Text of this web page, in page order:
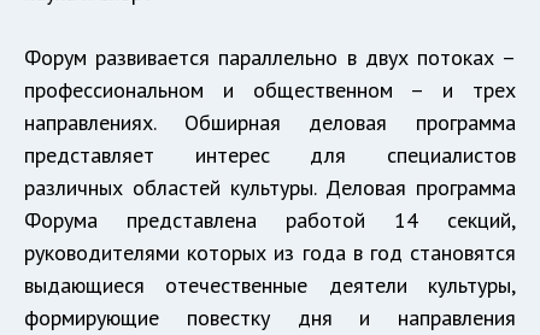
Форум развивается параллельно в двух потоках –
профессиональном и общественном – и трех
направлениях. Обширная деловая программа
представляет интерес для специалистов
различных областей культуры. Деловая программа
Форума представлена работой 14 секций,
руководителями которых из года в год становятся
выдающиеся отечественные деятели культуры,
формирующие повестку дня и направления